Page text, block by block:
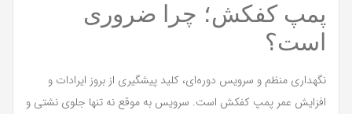
پمپ کفکش؛ چرا ضروری
است؟
نگهداری منظم و سرویس دوره‌ای، کلید پیشگیری از بروز ایرادات و
افزایش عمر پمپ کفکش است. سرویس به موقع نه تنها جلوی نشتی و